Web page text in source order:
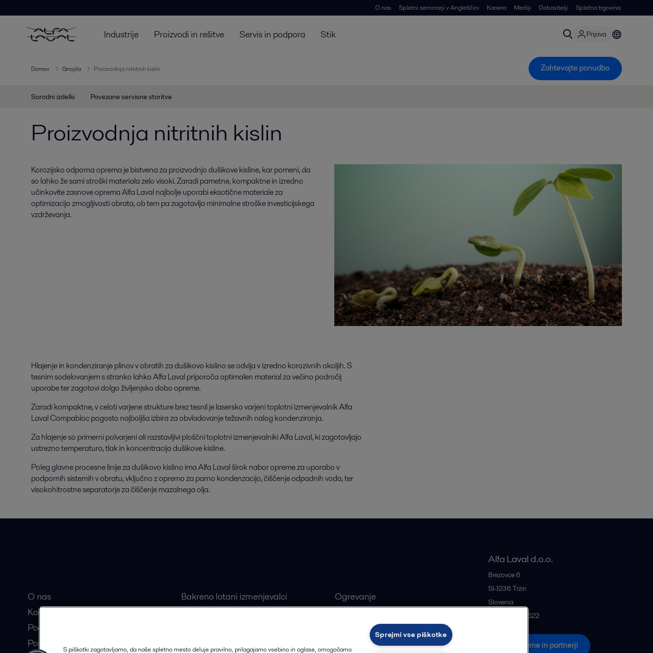
O nas Spletni seminarji v Angleščini Kariera Mediji Dobavitelji Spletna trgovina
Industrije Proizvodi in rešitve Servis in podpora Stik Prijava
Domov Gnojila Proizvodnja nitritnih kislin Zahtevajte ponudbo
Sorodni izdelki Povezane servisne storitve
Proizvodnja nitritnih kislin
Korozijsko odporna oprema je bistvena za proizvodnjo dušikove kisline, kar pomeni, da
so lahko že sami stroški materiala zelo visoki. Zaradi pametne, kompaktne in izredno
učinkovite zasnove oprema Alfa Laval najbolje uporabi eksotične materiale za
optimizacijo zmogljivosti obrata, ob tem pa zagotavlja minimalne stroške investicijskega
vzdrževanja.
Hlajenje in kondenziranje plinov v obratih za dušikovo kislino se odvija v izredno korozivnih okoljih. S
tesnim sodelovanjem s stranko lahko Alfa Laval priporoča optimalen material za večino področij
uporabe ter zagotovi dolgo življenjsko dobo opreme.
Zaradi kompaktne, v celoti varjene strukture brez tesnil je lasersko varjeni toplotni izmenjevalnik Alfa
Laval Compabloc pogosto najboljša izbira za obvladovanje težavnih nalog kondenziranja.
Za hlajenje so primerni polvarjeni ali razstavljivi ploščni toplotni izmenjevalniki Alfa Laval, ki zagotavljajo
ustrezno temperaturo, tlak in koncentracijo dušikove kisline.
Poleg glavne procesne linije za dušikovo kislino ima Alfa Laval širok nabor opreme za uporabo v
podpornih sistemih v obratu, vključno z opremo za parno kondenzacijo, čiščenje odpadnih voda, ter
visokohitrostne separatorje za čiščenje mazalnega olja.
O nas
Kontakt
Pooblaščeni partnerji
Postanite partner Alfa Laval
Bakreno lotani izmenjevalci
Ogrevanje
Farmacevtska industrija
Proizvodnja hrane in pijače
Alfa Laval d.o.o.
Brezovce 6
SI-1236 Trzin
Slovenia
+386 1 5637522
Vse pisarne in partnerji
S piškotki zagotavljamo, da naše spletno mesto deluje pravilno, prilagajamo vsebino in oglase, omogočamo
Sprejmi vse piškotke